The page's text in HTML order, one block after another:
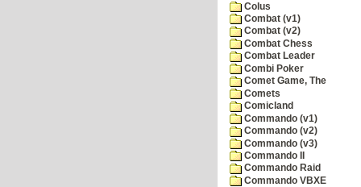
Colus
Combat (v1)
Combat (v2)
Combat Chess
Combat Leader
Combi Poker
Comet Game, The
Comets
Comicland
Commando (v1)
Commando (v2)
Commando (v3)
Commando II
Commando Raid
Commando VBXE